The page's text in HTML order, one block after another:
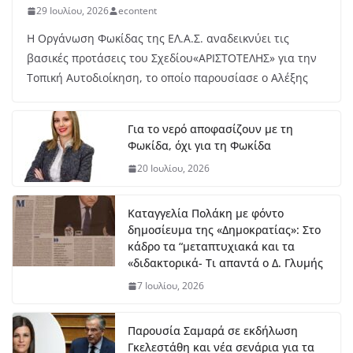
με
τά
υν
ητ
στ
29 Ιουλίου, 2026 econtent
Η Οργάνωση Φωκίδας της ΕΛ.Α.Σ. αναδεικνύει τις
βασικές προτάσεις του Σχεδίου«ΑΡΙΣΤΟΤΕΛΗΣ» για την
Τοπική Αυτοδιοίκηση, το οποίο παρουσίασε ο Αλέξης
Για το νερό αποφασίζουν με τη
Φωκίδα, όχι για τη Φωκίδα
20 Ιουλίου, 2026
Καταγγελία Πολάκη με φόντο
δημοσίευμα της «Δημοκρατίας»: Στο
κάδρο τα “μεταπτυχιακά και τα
«διδακτορικά- Τι απαντά ο Δ. Γλυμής
7 Ιουλίου, 2026
Παρουσία Σαμαρά σε εκδήλωση
Γκελεστάθη και νέα σενάρια για τα